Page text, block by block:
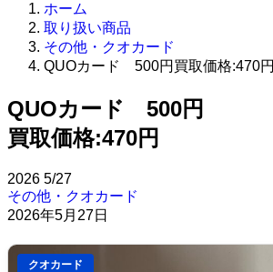
ホーム
取り扱い商品
その他・クオカード
QUOカード 500円買取価格:470円
QUOカード 500円
買取価格:470円
2026 5/27
その他・クオカード
2026年5月27日
クオカード